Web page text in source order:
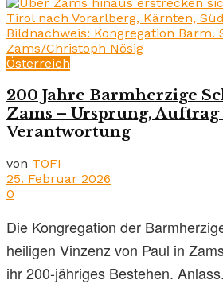
Österreich
200 Jahre Barmherzige
Zams – Ursprung,
Verantwortung
von TOFI
25. Februar 2026
0
Die Kongregation der
heiligen Vinzenz von Paul in
ihr 200-jähriges Bestehen.